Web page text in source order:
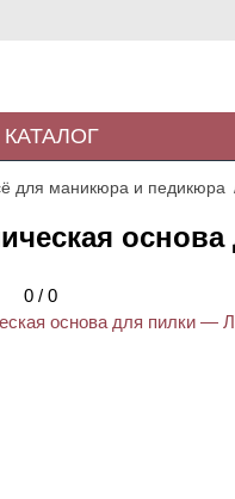
КАТАЛОГ
для маникюра и педикюра
0 / 0